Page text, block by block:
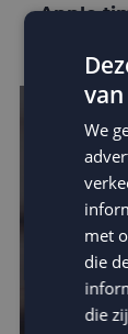
Apple
We
met
die
die